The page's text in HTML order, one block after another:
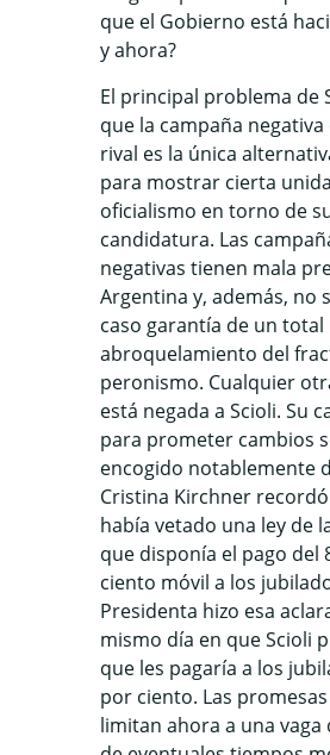
que el Gobierno está
y ahora?
El principal problema de
que la campaña
rival es la única
para mostrar cierta
oficialismo en torno de
candidatura. Las
negativas tienen mala
Argentina y, además, no
caso garantía de un total
abroquelamiento del
peronismo. Cualquier
está negada a Scioli. Su
para prometer cambios
encogido notablemente
Cristina Kirchner
había vetado una ley de
que disponía el pago del
ciento móvil a los
Presidenta hizo esa
mismo día en que Scioli
que les pagaría a los
por ciento. Las
limitan ahora a una vaga